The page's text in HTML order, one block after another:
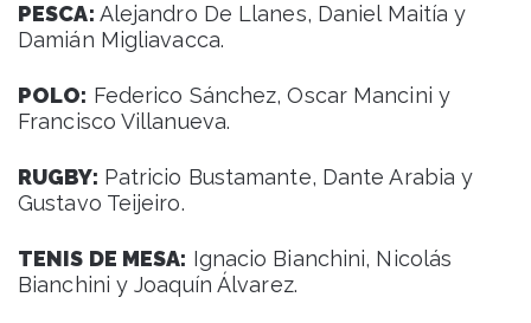
PESCA: Alejandro De Llanes, Daniel Maitía y
Damián Migliavacca.
POLO: Federico Sánchez, Oscar Mancini y
Francisco Villanueva.
RUGBY: Patricio Bustamante, Dante Arabia y
Gustavo Teijeiro.
TENIS DE MESA: Ignacio Bianchini, Nicolás
Bianchini y Joaquín Álvarez.